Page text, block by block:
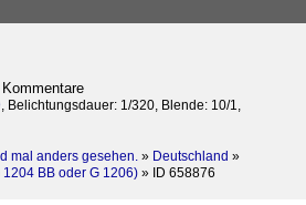
, Belichtungsdauer: 1/320, Blende: 10/1,
mal anders gesehen. » Deutschland »
1204 BB oder G 1206) » ID 658876